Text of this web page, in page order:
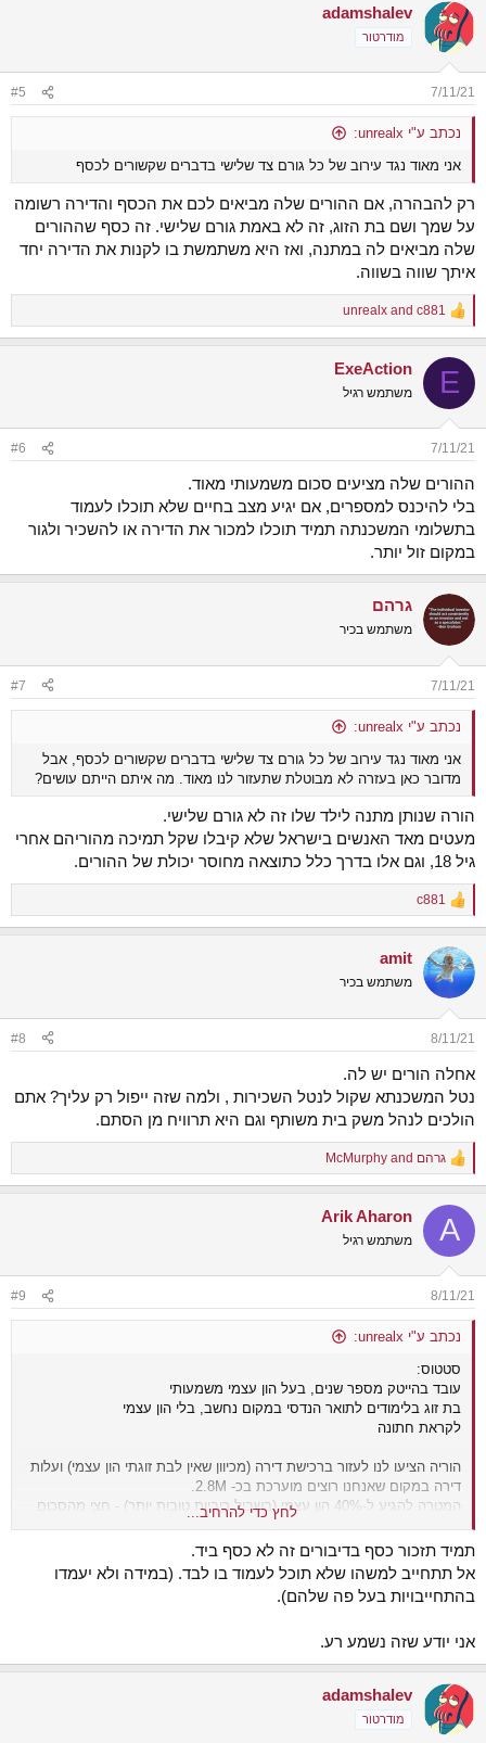
c
i
s
:
adamshalev
מודרטור
7/11/21
#5
נכתב ע"י unrealx:
אני מאוד נגד עירוב של כל גורם צד שלישי בדברים שקשורים לכסף
רק להבהרה, אם ההורים שלה מביאים לכם את הכסף והדירה רשומה
על שמך ושם בת הזוג, זה לא באמת גורם שלישי. זה כסף שההורים
שלה מביאים לה במתנה, ואז היא משתמשת בו לקנות את הדירה יחד
איתך שווה בשווה.
R
e
c
i
s
c881
unrealx
E
ExeAction
משתמש רגיל
7/11/21
#6
ההורים שלה מציעים סכום משמעותי מאוד.
בלי להיכנס למספרים, אם יגיע מצב בחיים שלא תוכלו לעמוד
בתשלומי המשכנתה תמיד תוכלו למכור את הדירה או להשכיר ולגור
במקום זול יותר.
גרהם
משתמש בכיר
7/11/21
#7
נכתב ע"י unrealx:
אני מאוד נגד עירוב של כל גורם צד שלישי בדברים שקשורים לכסף, אבל
מדובר כאן בעזרה לא מבוטלת שתעזור לנו מאוד. מה איתם הייתם עושים?
הורה שנותן מתנה לילד שלו זה לא גורם שלישי.
מעטים מאד האנשים בישראל שלא קיבלו שקל תמיכה מהוריהם אחרי
גיל 18, וגם אלו בדרך כלל כתוצאה מחוסר יכולת של ההורים.
R
e
c
t
i
s
c881
amit
משתמש בכיר
8/11/21
#8
אחלה הורים יש לה.
נטל המשכנתא שקול לנטל השכירות , ולמה שזה ייפול רק עליך? אתם
הולכים לנהל משק בית משותף וגם היא תרוויח מן הסתם.
R
e
c
i
s
:
גרהם McMurphy
A
Arik Aharon
משתמש רגיל
8/11/21
#9
נכתב ע"י unrealx:
סטטוס:
עובד בהייטק מספר שנים, בעל הון עצמי משמעותי
בת זוג בלימודים לתואר הנדסי במקום נחשב, בלי הון עצמי
לקראת חתונה
הוריה הציעו לנו לעזור ברכישת דירה (מכיוון שאין לבת זוגתי הון עצמי) ועלות
דירה במקום שאנחנו רוצים מוערכת בכ- 2.8M.
המטרה להגיע ל-40% הון עצמי (בשביל ריביות טובות יותר) - חצי מהסכום
החששות שהיו לי הם שאני לא יודע כמה בת הזוג תרוויח, אם היא תמצא
עבודה, ואז נטל המשכנתא יפול עליי. כמו שאני מכיר אותה זה לא סביר
שיקרה.
לשים לב? אני מאוד נגד עירוב של כל גורם צד שלישי בדברים שקשורים
לכסף, אבל מדובר כאן בעזרה לא מבוטלת שתעזור לנו מאוד. מה איתם
הייתם עושים?
לחץ כדי להרחיב...
תמיד תזכור כסף בדיבורים זה לא כסף ביד.
אל תתחייב למשהו שלא תוכל לעמוד בו לבד. (במידה ולא יעמדו
בהתחייבויות בעל פה שלהם).
אני יודע שזה נשמע רע.
adamshalev
מודרטור